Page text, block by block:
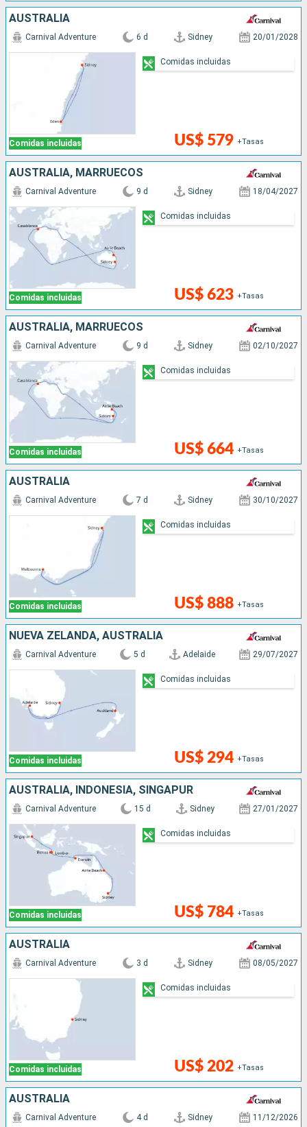
AUSTRALIA
Comidas incluidas
Carnival Adventure 6 d Sidney 20/01/2028
US$ 579 +Tasas
Comidas incluidas
AUSTRALIA, MARRUECOS
Comidas incluidas
Carnival Adventure 9 d Sidney 18/04/2027
US$ 623 +Tasas
Comidas incluidas
AUSTRALIA, MARRUECOS
Comidas incluidas
Carnival Adventure 9 d Sidney 02/10/2027
US$ 664 +Tasas
Comidas incluidas
AUSTRALIA
Comidas incluidas
Carnival Adventure 7 d Sidney 30/10/2027
US$ 888 +Tasas
Comidas incluidas
NUEVA ZELANDA, AUSTRALIA
Comidas incluidas
Carnival Adventure 5 d Adelaide 29/07/2027
US$ 294 +Tasas
Comidas incluidas
AUSTRALIA, INDONESIA, SINGAPUR
Comidas incluidas
Carnival Adventure 15 d Sidney 27/01/2027
US$ 784 +Tasas
Comidas incluidas
AUSTRALIA
Comidas incluidas
Carnival Adventure 3 d Sidney 08/05/2027
US$ 202 +Tasas
Comidas incluidas
AUSTRALIA
Carnival Adventure 4 d Sidney 11/12/2026